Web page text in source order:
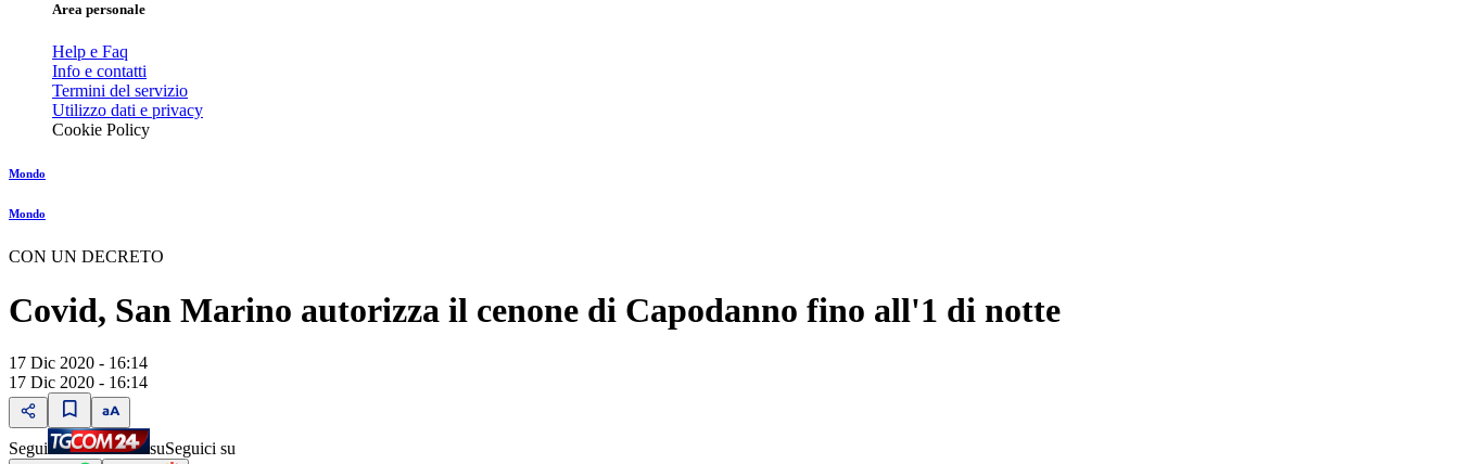
Area personale
Help e Faq
Info e contatti
Termini del servizio
Utilizzo dati e privacy
Cookie Policy
Mondo
Mondo
CON UN DECRETO
Covid, San Marino autorizza il cenone di Capodanno fino all'1 di notte
17 Dic 2020 - 16:14
17 Dic 2020 - 16:14
Segui suSeguici su